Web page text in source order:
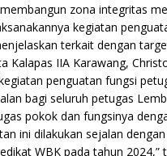
zona integritas
kegiatan
terkait dengan
Kalapas IIA Karawang,
penguatan fungsi
bagi seluruh petugas
pokok dan fungsinya
ini dilakukan sejalan
WBK pada tahun 2024,”